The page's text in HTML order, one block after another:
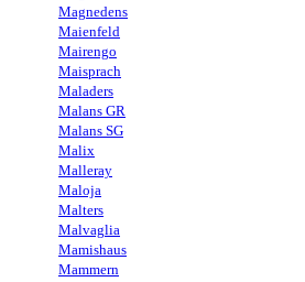
Magnedens
Maienfeld
Mairengo
Maisprach
Maladers
Malans GR
Malans SG
Malix
Malleray
Maloja
Malters
Malvaglia
Mamishaus
Mammern